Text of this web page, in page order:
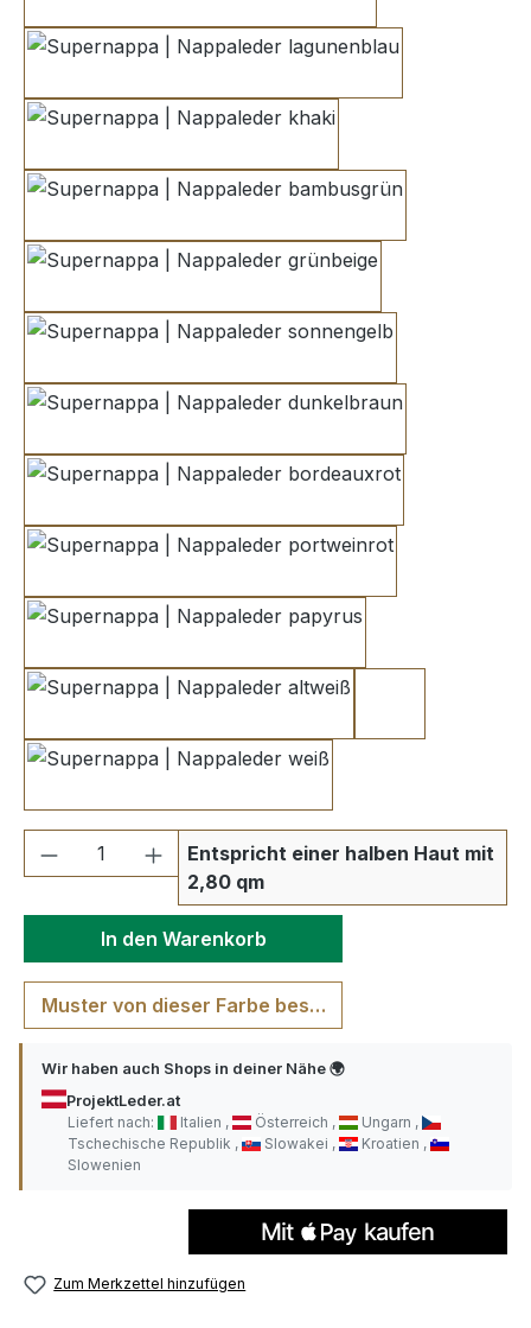
Produkt Anzahl: Gib den
Entspricht einer halben Haut mit
2,80 qm
In den Warenkorb
Muster von dieser Farbe bestellen
Wir haben auch Shops in deiner Nähe 🌍
ProjektLeder.at
Liefert nach:
Italien Österreich
Ungarn
Tschechische Republik
Slowakei
Kroatien
Slowenien
Zum Merkzettel hinzufügen